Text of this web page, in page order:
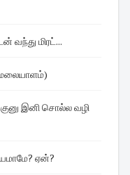
எடுக்கும்போது திருடன் வந்து மிரட்...
(2016)- சினிமா விமர்சனம் ( மலையாளம்)
இனி சொல்ல வழி
ஏன்?